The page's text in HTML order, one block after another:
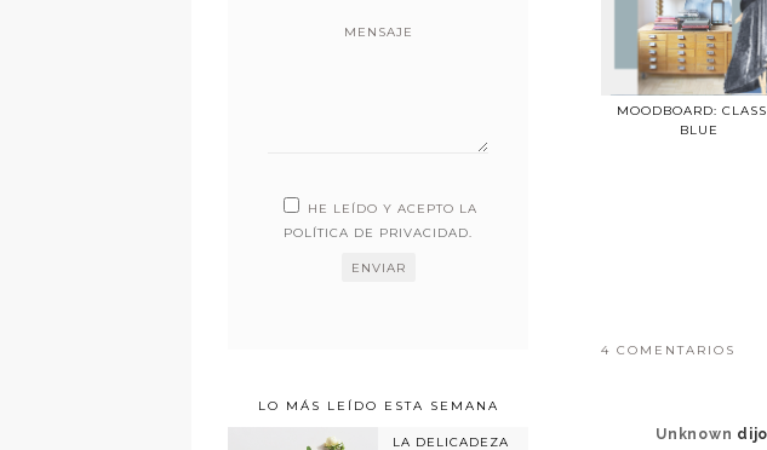
MOODBOARD:
BLUE
4 COMENTARIOS
Unknown
MENSAJE
HE LEÍDO Y ACEPTO LA
POLÍTICA DE PRIVACIDAD.
LO MÁS LEÍDO ESTA SEMANA
LA DELICADEZA